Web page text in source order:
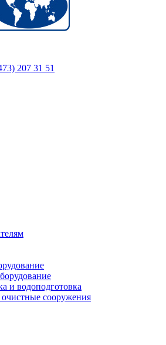
207 31 51
и водоподготовка
сооружения